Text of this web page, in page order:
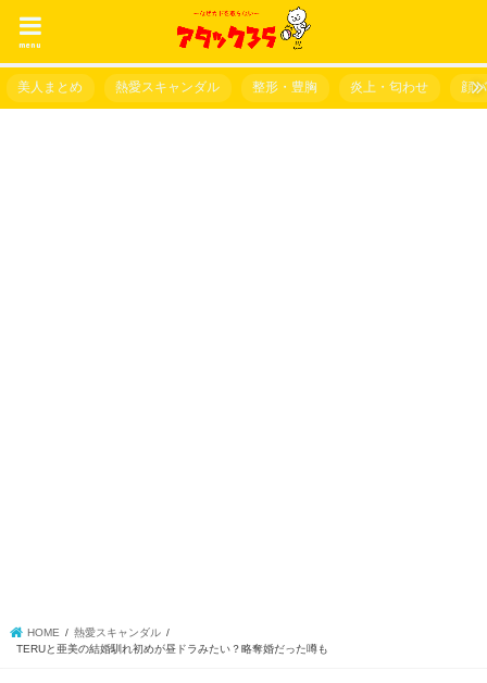
menu
美人まとめ 熱愛スキャンダル 整形・豊胸 炎上・匂わせ 顔
HOME
熱愛スキャンダル
TERUと亜美の結婚馴れ初めが昼ドラみたい？略奪婚だった噂も